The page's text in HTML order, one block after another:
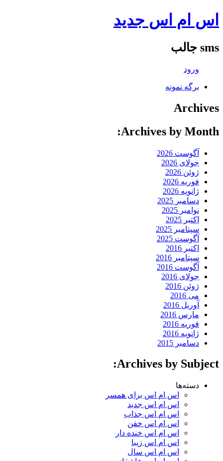
اس ام اس جدید
sms جالب
ورود
برگه نمونه
Archives
Archives by Month:
آگوست 2026
جولای 2026
ژوئن 2026
فوریه 2026
ژانویه 2026
دسامبر 2025
نوامبر 2025
اکتبر 2025
سپتامبر 2025
آگوست 2025
اکتبر 2016
سپتامبر 2016
آگوست 2016
جولای 2016
ژوئن 2016
می 2016
آوریل 2016
مارس 2016
فوریه 2016
ژانویه 2016
دسامبر 2015
Archives by Subject:
دسته‌ها
اس ام اس برای همسر
اس ام اس جدید
اس ام اس جذاب
اس ام اس خفن
اس ام اس خنده دار
اس ام اس زیبا
اس ام اس سال